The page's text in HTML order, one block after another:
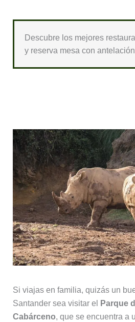
Descubre los mejores
y reserva mesa con antelación
Si viajas en familia, quizás un
Santander sea visitar el
Parque
Cabárceno, que se encuentra a